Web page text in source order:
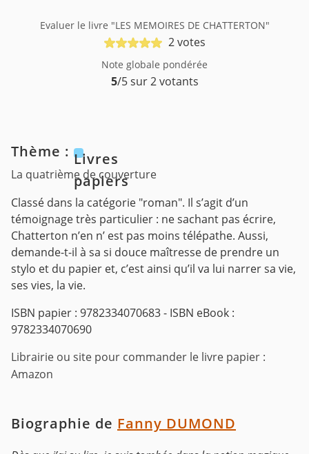
Evaluer le livre "LES MEMOIRES DE CHATTERTON"
2 votes
Note globale pondérée
5/5 sur 2 votants
Thème : Livres
papiers
La quatrième de couverture
Classé dans la catégorie "roman". Il s’agit d’un
témoignage très particulier : ne sachant pas écrire,
Chatterton n’en n’ est pas moins télépathe. Aussi,
demande-t-il à sa si douce maîtresse de prendre un
stylo et du papier et, c’est ainsi qu’il va lui narrer sa vie,
ses vies, la vie.
ISBN papier : 9782334070683 - ISBN eBook :
9782334070690
Librairie ou site pour commander le livre papier :
Amazon
Biographie de Fanny DUMOND